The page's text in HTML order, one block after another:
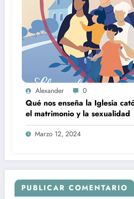
Alexander 0
Qué nos enseña la Iglesia
el matrimonio y la sexualidad
Marzo 12, 2024
PUBLICAR COMENTARIO